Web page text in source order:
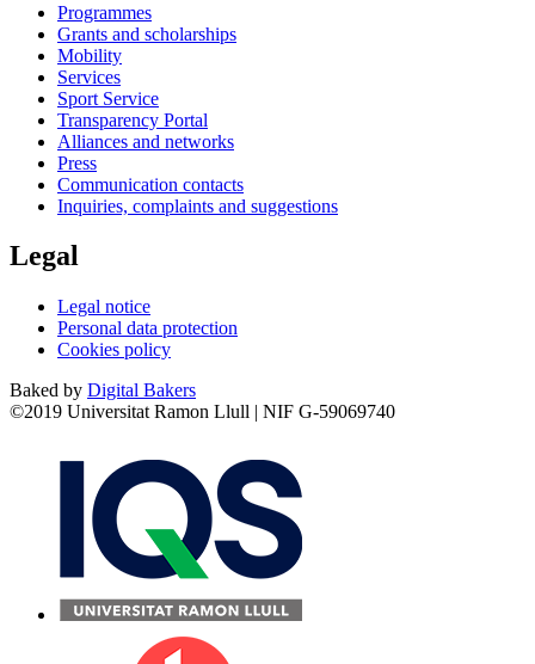
Programmes
Grants and scholarships
Mobility
Services
Sport Service
Transparency Portal
Alliances and networks
Press
Communication contacts
Inquiries, complaints and suggestions
Legal
Legal notice
Personal data protection
Cookies policy
Baked by Digital Bakers
©2019 Universitat Ramon Llull | NIF G-59069740